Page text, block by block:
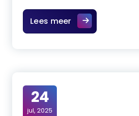
Lees meer
24
jul, 2025